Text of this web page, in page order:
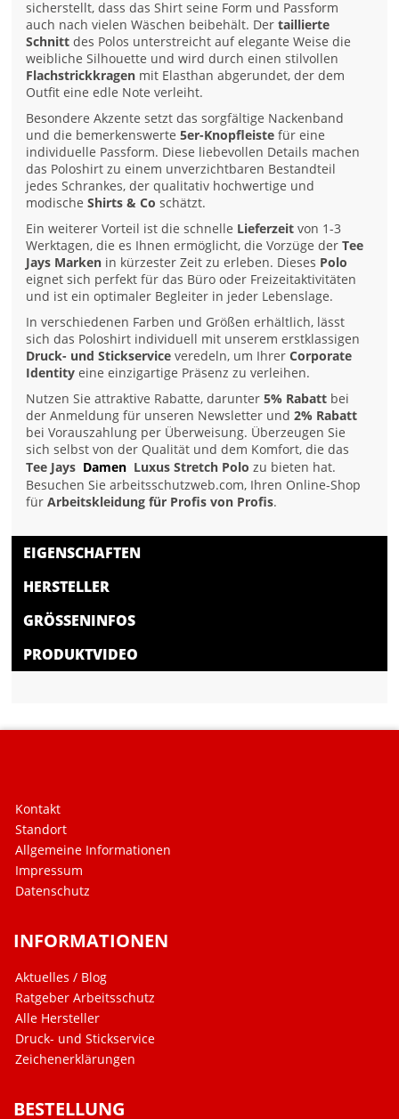
sicherstellt, dass das Shirt seine Form und Passform
auch nach vielen Wäschen beibehält. Dertaillierte
Schnitt des Polos unterstreicht auf elegante Weise die
weibliche Silhouette und wird durch einen stilvollen
Flachstrickkragen mit Elasthan abgerundet, der dem
Outfit eine edle Note verleiht.
Besondere Akzente setzt das sorgfältige Nackenband
und die bemerkenswerte5er-Knopfleiste für eine
individuelle Passform. Diese liebevollen Details machen
das Poloshirt zu einem unverzichtbaren Bestandteil
jedes Schrankes, der qualitativ hochwertige und
modischeShirts & Co schätzt.
Ein weiterer Vorteil ist die schnelle Lieferzeit von 1-3
Werktagen, die es Ihnen ermöglicht, die Vorzüge derTee
Jays Marken in kürzester Zeit zu erleben. Dieses Polo
eignet sich perfekt für das Büro oder Freizeitaktivitäten
und ist ein optimaler Begleiter in jeder Lebenslage.
In verschiedenen Farben und Größen erhältlich, lässt
sich das Poloshirt individuell mit unserem erstklassigen
Druck- und Stickservice veredeln, um IhrerCorporate
Identity eine einzigartige Präsenz zu verleihen.
Nutzen Sie attraktive Rabatte, darunter5% Rabatt bei
der Anmeldung für unseren Newsletter und2% Rabatt
bei Vorauszahlung per Überweisung. Überzeugen Sie
sich selbst von der Qualität und dem Komfort, die das
Tee Jays Damen Luxus Stretch Polo zu bieten hat.
Besuchen Sie arbeitsschutzweb.com, Ihren Online-Shop
fürArbeitskleidung für Profis von Profis.
EIGENSCHAFTEN
HERSTELLER
GRÖSSENINFOS
PRODUKTVIDEO
Kontakt
Standort
Allgemeine Informationen
Impressum
Datenschutz
INFORMATIONEN
Aktuelles / Blog
Ratgeber Arbeitsschutz
Alle Hersteller
Druck- und Stickservice
Zeichenerklärungen
BESTELLUNG